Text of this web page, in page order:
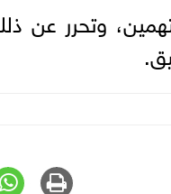
وتحرر عن